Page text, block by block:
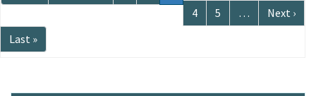
página
anterior
atual Página
4 Página
5 …
Próxima
página
Next ›
Última
página
Last »